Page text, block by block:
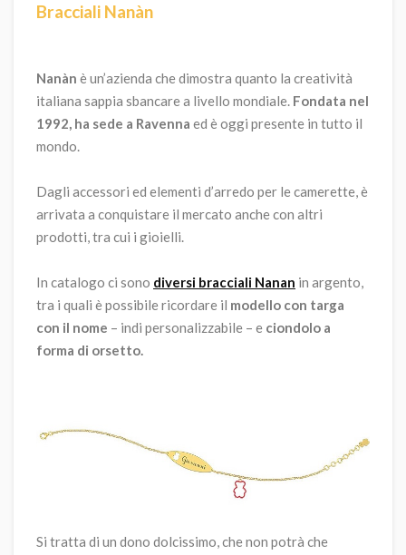
Bracciali Nanàn
Nanàn è un’azienda che dimostra quanto la creatività
italiana sappia sbancare a livello mondiale. Fondata nel
1992, ha sede a Ravenna ed è oggi presente in tutto il
mondo.
Dagli accessori ed elementi d’arredo per le camerette, è
arrivata a conquistare il mercato anche con altri
prodotti, tra cui i gioielli.
In catalogo ci sono diversi bracciali Nanan in argento,
tra i quali è possibile ricordare il modello con targa
con il nome – indi personalizzabile – e ciondolo a
forma di orsetto.
Si tratta di un dono dolcissimo, che non potrà che